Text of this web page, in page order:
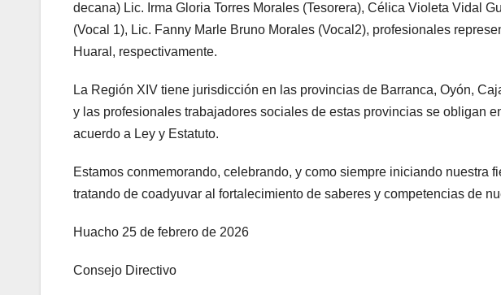
decana) Lic. Irma Gloria Torres Morales (Tesorera), Célica Violeta Vidal
(Vocal 1), Lic. Fanny Marle Bruno Morales (Vocal2), profesionales
Huaral, respectivamente.
La Región XIV tiene jurisdicción en las provincias de Barranca, Oyón,
y las profesionales trabajadores sociales de estas provincias se obligan
acuerdo a Ley y Estatuto.
Estamos conmemorando, celebrando, y como siempre iniciando nuestra
tratando de coadyuvar al fortalecimiento de saberes y competencias de
Huacho 25 de febrero de 2026
Consejo Directivo